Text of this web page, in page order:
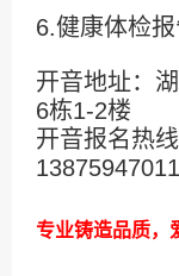
6.健康体检
开音地址：
6栋1-2楼
开音报名热
专业铸造品质，